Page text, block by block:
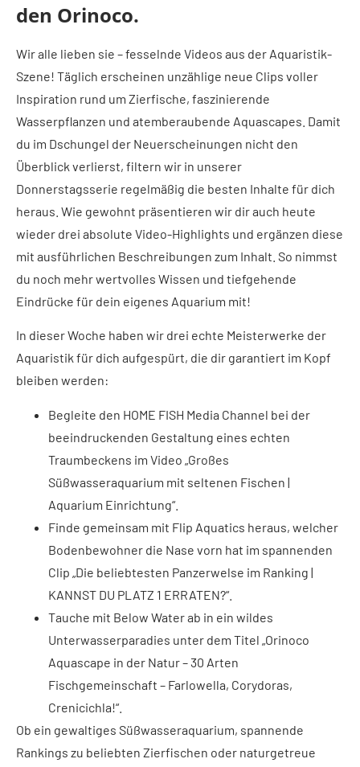
den Orinoco.
Wir alle lieben sie – fesselnde Videos aus der Aquaristik-
Szene! Täglich erscheinen unzählige neue Clips voller
Inspiration rund um Zierfische, faszinierende
Wasserpflanzen und atemberaubende Aquascapes. Damit
du im Dschungel der Neuerscheinungen nicht den
Überblick verlierst, filtern wir in unserer
Donnerstagsserie regelmäßig die besten Inhalte für dich
heraus. Wie gewohnt präsentieren wir dir auch heute
wieder drei absolute Video-Highlights und ergänzen diese
mit ausführlichen Beschreibungen zum Inhalt. So nimmst
du noch mehr wertvolles Wissen und tiefgehende
Eindrücke für dein eigenes Aquarium mit!
In dieser Woche haben wir drei echte Meisterwerke der
Aquaristik für dich aufgespürt, die dir garantiert im Kopf
bleiben werden:
Begleite den HOME FISH Media Channel bei der
beeindruckenden Gestaltung eines echten
Traumbeckens im Video „Großes
Süßwasseraquarium mit seltenen Fischen |
Aquarium Einrichtung“.
Finde gemeinsam mit Flip Aquatics heraus, welcher
Bodenbewohner die Nase vorn hat im spannenden
Clip „Die beliebtesten Panzerwelse im Ranking |
KANNST DU PLATZ 1 ERRATEN?“.
Tauche mit Below Water ab in ein wildes
Unterwasserparadies unter dem Titel „Orinoco
Aquascape in der Natur – 30 Arten
Fischgemeinschaft – Farlowella, Corydoras,
Crenicichla!“.
Ob ein gewaltiges Süßwasseraquarium, spannende
Rankings zu beliebten Zierfischen oder naturgetreue